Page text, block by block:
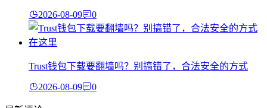
2026-08-09 0
Trust钱包下载要翻墙吗？别搞错了，合法安全的方式
2026-08-09 0